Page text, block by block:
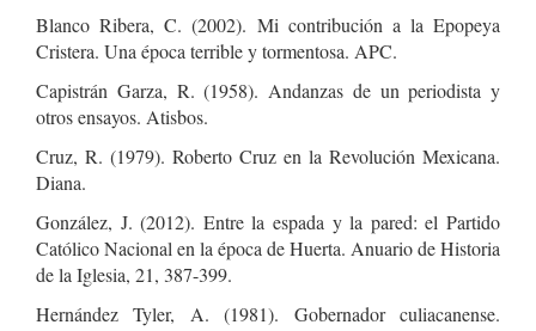
Blanco Ribera, C. (2002). Mi contribución a la Epopeya
Cristera. Una época terrible y tormentosa. APC.
Capistrán Garza, R. (1958). Andanzas de un periodista y
otros ensayos. Atisbos.
Cruz, R. (1979). Roberto Cruz en la Revolución Mexicana.
Diana.
González, J. (2012). Entre la espada y la pared: el Partido
Católico Nacional en la época de Huerta. Anuario de Historia
de la Iglesia, 21, 387-399.
Hernández Tyler, A. (1981). Gobernador culiacanense.